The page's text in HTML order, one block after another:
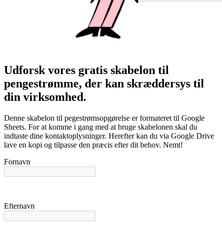
Udforsk vores gratis skabelon til
pengestrømme, der kan skræddersys til
din virksomhed.
Denne skabelon til pegestrømsopgørelse er formateret til Google
Sheets. For at komme i gang med at bruge skabelonen skal du
indtaste dine kontaktoplysninger. Herefter kan du via Google Drive
lave en kopi og tilpasse den præcis efter dit behov. Nemt!
Fornavn
Efternavn